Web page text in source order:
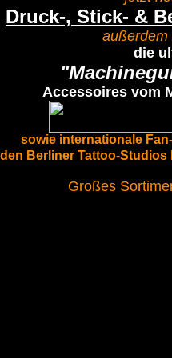
Druck-, Stick- &
außerdem
die
Accessoires vom
sowie internationale
den Berliner Tattoo-Studios
Großes